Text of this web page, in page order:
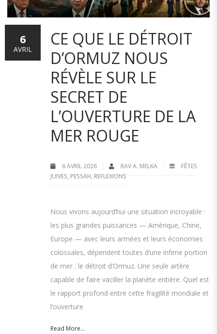
CE QUE LE DÉTROIT
D’ORMUZ NOUS
RÉVÈLE SUR LE
SECRET DE
L’OUVERTURE DE LA
MER ROUGE
6 AVRIL 2026 RAV A. MELKA
FÊTES
JUIVES, PESSAH, REFLEXIONS
Nous vivons aujourd’hui une situation incroyable :
les plus grandes puissances — Amérique, Chine,
Europe — avec leurs armées et leurs économies
colossales, dépendent toutes d’une infime portion
de mer : le détroit d’Ormuz. Une seule artère
capable de faire vaciller la planète entière. Quel est
le rapport profond entre cette fragilité mondiale et
l’ouverture
Read More...
6
AVRIL